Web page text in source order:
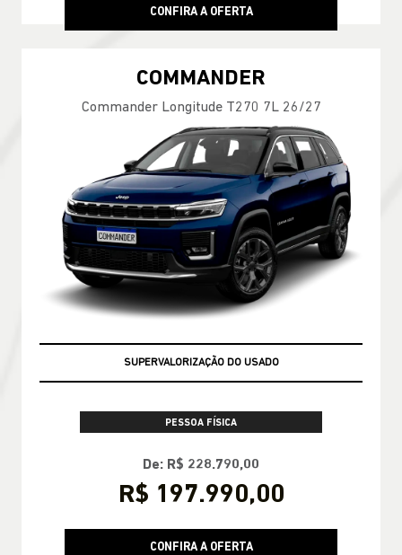
CONFIRA A OFERTA
COMMANDER
Commander Longitude T270 7L 26/27
SUPERVALORIZAÇÃO DO USADO
PESSOA FÍSICA
De: R$ 228.790,00
R$ 197.990,00
CONFIRA A OFERTA